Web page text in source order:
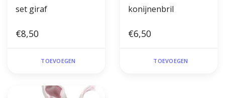
set giraf
€8,50
TOEVOEGEN
konijnenbril
€6,50
TOEVOEGEN